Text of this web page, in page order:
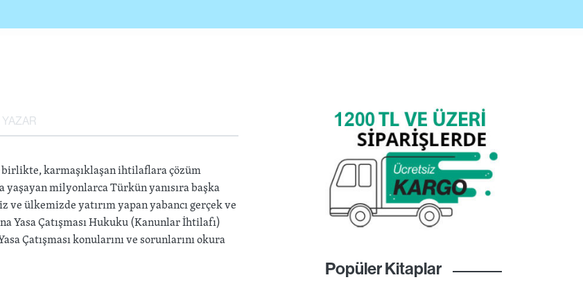
YAZAR
karmaşıklaşan ihtilaflara çözüm
yaşayan milyonlarca Türkün yanısıra başka
ülkemizde yatırım yapan yabancı gerçek ve
Yasa Çatışması Hukuku (Kanunlar İhtilafı)
Çatışması konularını ve sorunlarını okura
Popüler Kitaplar